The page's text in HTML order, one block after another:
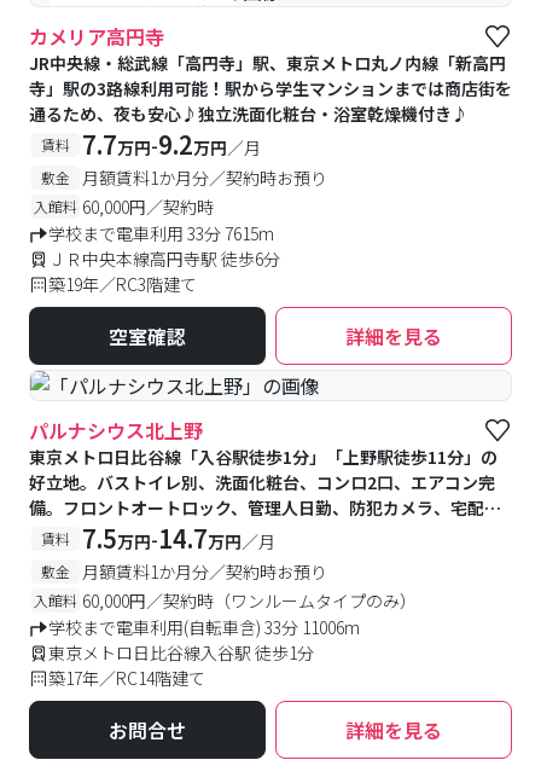
#予約受付中 #空室待ち
カメリア高円寺
JR中央線・総武線「高円寺」駅、東京メトロ丸ノ内線「新高円
寺」駅の3路線利用可能！駅から学生マンションまでは商店街を
通るため、夜も安心♪独立洗面化粧台・浴室乾燥機付き♪
賃料 7.7万円-9.2万円／月
敷金 月額賃料1か月分／契約時お預り
入館料 60,000円／契約時
学校まで電車利用 33分 7615m
ＪＲ中央本線高円寺駅 徒歩6分
築19年／RC3階建て
空室確認 詳細を見る
パルナシウス北上野
東京メトロ日比谷線「入谷駅徒歩1分」「上野駅徒歩11分」の
好立地。バストイレ別、洗面化粧台、コンロ2口、エアコン完
備。フロントオートロック、管理人日勤、防犯カメラ、宅配
BOX付きで安心・快適です
賃料 7.5万円-14.7万円／月
敷金 月額賃料1か月分／契約時お預り
入館料 60,000円／契約時（ワンルームタイプのみ）
学校まで電車利用(自転車含) 33分 11006m
東京メトロ日比谷線入谷駅 徒歩1分
築17年／RC14階建て
お問合せ 詳細を見る